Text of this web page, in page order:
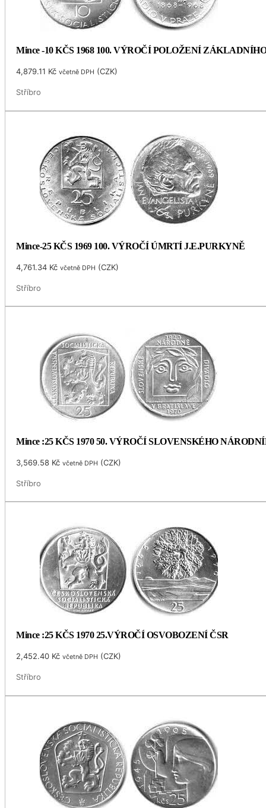
Mince -10 KČS 1968 100. VÝROČÍ POLOŽENÍ
4,879.11 Kč včetně DPH (CZK)
Stříbro
Mince-25 KČS 1969 100. VÝROČÍ ÚMRTÍ J.E.PURKYNĚ
4,761.34 Kč včetně DPH (CZK)
Stříbro
Mince :25 KČS 1970 50. VÝROČÍ SLOVENSKÉHO
3,569.58 Kč včetně DPH (CZK)
Stříbro
Mince :25 KČS 1970 25.VÝROČÍ OSVOBOZENÍ ČSR
2,452.40 Kč včetně DPH (CZK)
Stříbro